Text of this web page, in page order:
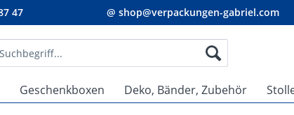
47 @ shop@verpackungen-gabriel.com
Geschenkboxen Deko, Bänder, Zubehör